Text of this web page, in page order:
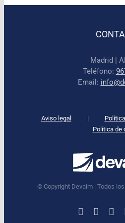
Madrid |
Teléfono:
Email:
Aviso legal
Política de
© Copyright Devaim | Todos
LinkedIn